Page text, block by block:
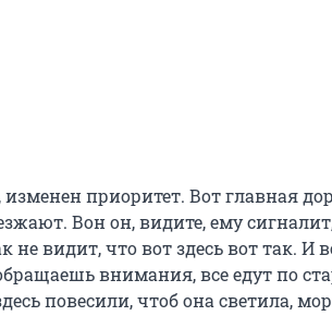
приоритет. Вот главная
Вон он, видите, ему
не видит, что вот здесь вот так. И
внимания, все едут по
повесили, чтоб она светила,